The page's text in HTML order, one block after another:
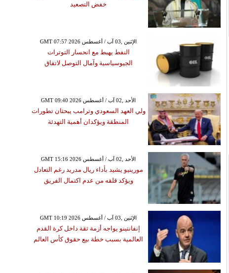
خفض التصعيد
GMT 07:57 2026 الإثنين ,03 آب / أغسطس
النفط يهبط مع انحسار التوترات
الجيوسياسية وآمال التوصل لاتفاق
GMT 09:40 2026 الأحد ,02 آب / أغسطس
ولي العهد السعودي وترامب يبحثان تطورات
المنطقة ويؤكدان أهمية التهدئة
GMT 15:16 2026 الأحد ,02 آب / أغسطس
مورينيو يشيد بأداء ريال مدريد رغم التعادل
ويؤكد قلقه من عدم اكتمال الفريق
GMT 10:19 2026 الإثنين ,03 آب / أغسطس
إنفانتينو يواجه أزمة ثقة داخل كرة القدم
العالمية بسبب خطة بيع حقوق كأس العالم